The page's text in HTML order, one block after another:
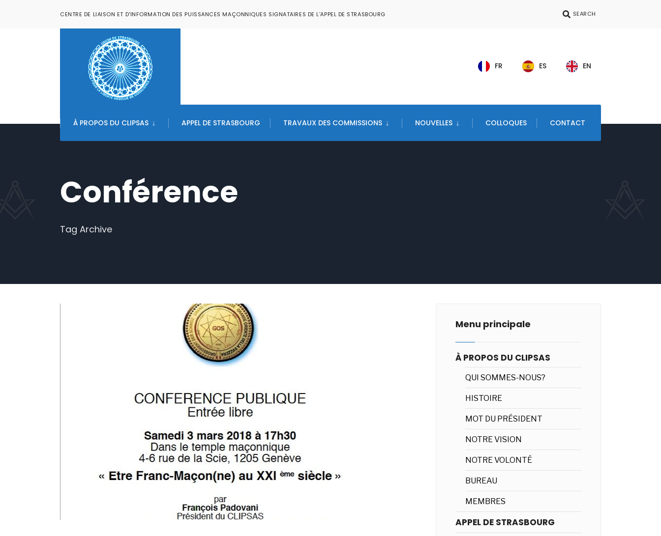
CENTRE DE LIAISON ET D'INFORMATION DES PUISSANCES MAÇONNIQUES SIGNATAIRES DE L'APPEL DE STRASBOURG SEARCH
FR ES EN
À PROPOS DU CLIPSAS APPEL DE STRASBOURG TRAVAUX DES COMMISSIONS NOUVELLES COLLOQUES CONTACT
Conférence
Tag Archive
Menu principale
À PROPOS DU CLIPSAS
QUI SOMMES-NOUS?
HISTOIRE
MOT DU PRÉSIDENT
NOTRE VISION
NOTRE VOLONTÉ
BUREAU
MEMBRES
APPEL DE STRASBOURG